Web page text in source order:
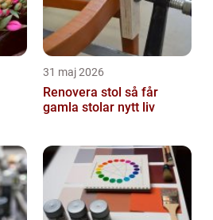
31 maj 2026
Renovera stol så får
gamla stolar nytt liv